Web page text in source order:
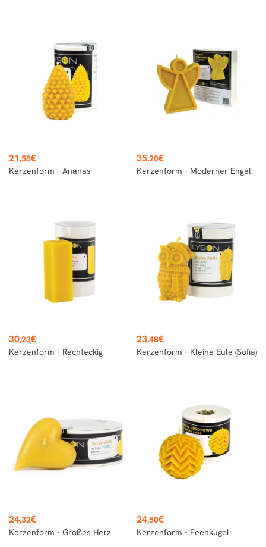
Preis
21,58€
Kerzenform - Ananas
Preis
35,20€
Kerzenform - Moderner Engel
Preis
30,23€
Kerzenform - Rechteckig
Preis
23,48€
Kerzenform - Kleine Eule (Sofia)
Preis
24,32€
Kerzenform - Großes Herz
Preis
24,50€
Kerzenform - Feenkugel